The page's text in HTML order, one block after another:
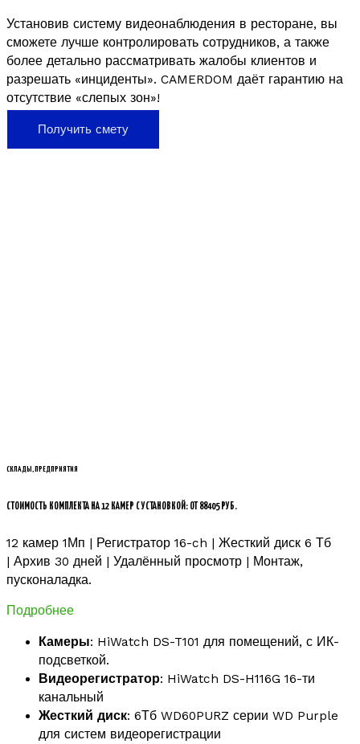
Установив систему видеонаблюдения в ресторане, вы
сможете лучше контролировать сотрудников, а также
более детально рассматривать жалобы клиентов и
разрешать «инциденты». CAMERDOM даёт гарантию на
отсутствие «слепых зон»!
Получить смету
СКЛАДЫ, ПРЕДПРИЯТИЯ
СТОИМОСТЬ КОМПЛЕКТА НА 12 КАМЕР С УСТАНОВКОЙ: ОТ 88405 РУБ.
12 камер 1Мп | Регистратор 16-ch | Жесткий диск 6 Тб
| Архив 30 дней | Удалённый просмотр | Монтаж,
пусконаладка.
Подробнее
Камеры: HiWatch DS-T101 для помещений, с ИК-
подсветкой.
Видеорегистратор: HiWatch DS-H116G 16-ти
канальный
Жесткий диск: 6Тб WD60PURZ серии WD Purple
для систем видеорегистрации